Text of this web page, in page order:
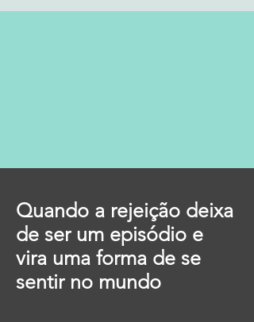
Quando a rejeição deixa
de ser um episódio e
vira uma forma de se
sentir no mundo